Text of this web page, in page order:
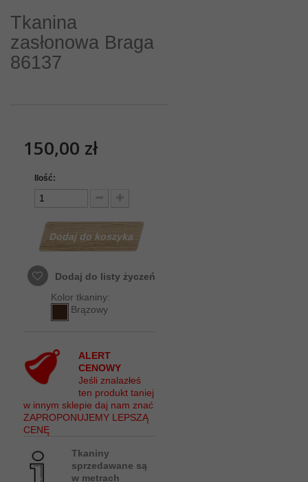
Tkanina
zasłonowa Braga
86137
150,00 zł
Ilość:
Dodaj do koszyka
Dodaj do listy życzeń
Kolor tkaniny:
Brązowy
ALERT
CENOWY
Jeśli znalazłeś
ten produkt taniej
w innym sklepie daj nam znać
ZAPROPONUJEMY LEPSZĄ
CENĘ
Tkaniny
sprzedawane są
w metrach